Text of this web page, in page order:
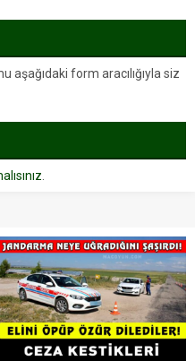
aşağıdaki form aracılığıyla siz